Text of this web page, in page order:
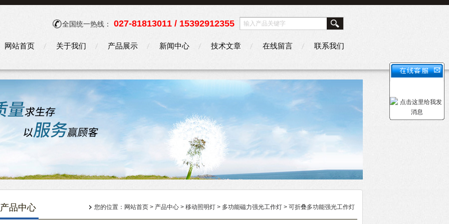
全国统一热线： 027-81813011 / 15392912355
网站首页 关于我们 产品展示 新闻中心 技术文章 在线留言 联系我们
产品中心 您的位置： 网站首页 > 产品中心 > 移动照明灯 > 多功能磁力强光工作灯 > 可折叠多功能强光工作灯